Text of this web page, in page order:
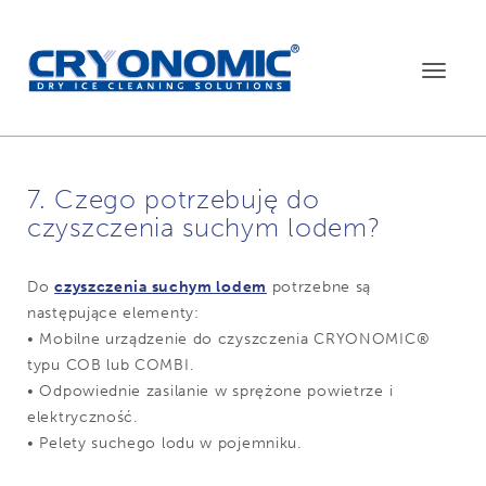
Toggle
7. Czego potrzebuję do
czyszczenia suchym lodem?
Doczyszczenia suchym lodem potrzebne są
następujące elementy:
• Mobilne urządzenie do czyszczenia CRYONOMIC®
typu COB lub COMBI.
• Odpowiednie zasilanie w sprężone powietrze i
elektryczność.
• Pelety suchego lodu w pojemniku.